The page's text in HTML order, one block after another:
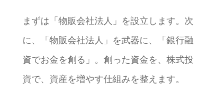
まずは「物販会社法人」を設立します。次
に、「物販会社法人」を武器に、「銀行融
資でお金を創る」。創った資金を、株式投
資で、資産を増やす仕組みを整えます。